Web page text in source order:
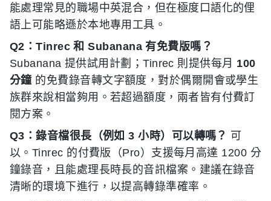
能處理常見的職場中英混合，但在極度口語化的俚
語上可能略遜於本地專用工具。
Q2：Tinrec 和 Subanana 有免費版嗎？
Subanana 提供試用計劃；Tinrec 則提供每月 100
分鐘的免費錄音轉文字額度，對於偶爾開會或學生
族群來說相當夠用。若超過額度，兩者皆有付費訂
閱方案。
Q3：錄音檔很長（例如 3 小時）可以轉嗎？ 可
以。Tinrec 的付費版（Pro）支援每月高達 1200 分
鐘錄音，且能處理長時長的音訊檔案。建議在錄音
清晰的環境下進行，以提高轉錄準確率。